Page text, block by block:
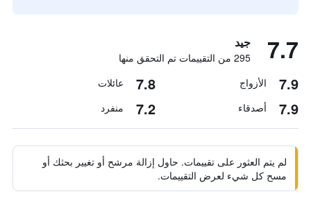
7.7 جيد
295 من التقييمات تم التحقق منها
7.9 الأزواج 7.8 عائلات
7.9 أصدقاء 7.2 منفرد
لم يتم العثور على تقييمات. حاول إزالة مرشح أو تغيير بحثك أو
مسح كل شيء لعرض التقييمات.